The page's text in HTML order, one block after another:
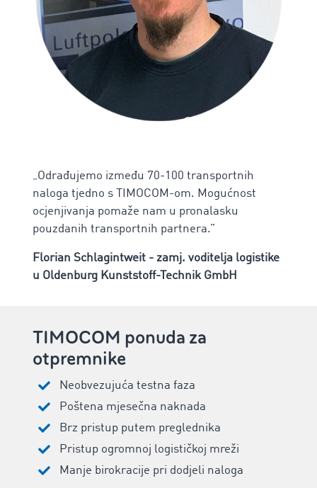
„Odrađujemo između 70-100 transportnih
naloga tjedno s TIMOCOM-om. Mogućnost
ocjenjivanja pomaže nam u pronalasku
pouzdanih transportnih partnera.”
Florian Schlagintweit - zamj. voditelja logistike
u Oldenburg Kunststoff-Technik GmbH
TIMOCOM ponuda za
otpremnike
Neobvezujuća testna faza
Poštena mjesečna naknada
Brz pristup putem preglednika
Pristup ogromnoj logističkoj mreži
Manje birokracije pri dodjeli naloga